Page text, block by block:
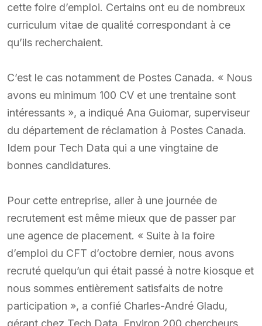
cette foire d’emploi. Certains ont eu de nombreux
curriculum vitae de qualité correspondant à ce
qu’ils recherchaient.
C’est le cas notamment de Postes Canada. « Nous
avons eu minimum 100 CV et une trentaine sont
intéressants », a indiqué Ana Guiomar, superviseur
du département de réclamation à Postes Canada.
Idem pour Tech Data qui a une vingtaine de
bonnes candidatures.
Pour cette entreprise, aller à une journée de
recrutement est même mieux que de passer par
une agence de placement. « Suite à la foire
d’emploi du CFT d’octobre dernier, nous avons
recruté quelqu’un qui était passé à notre kiosque et
nous sommes entièrement satisfaits de notre
participation », a confié Charles-André Gladu,
gérant chez Tech Data. Environ 200 chercheurs